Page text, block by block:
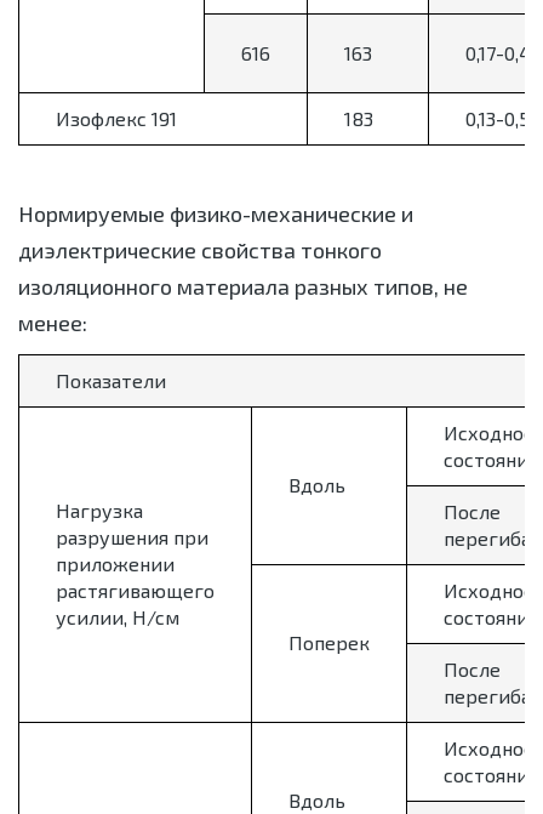
616 163 0,17-0,47
Изофлекс 191 183 0,13-0,55
Нормируемые физико-механические и
диэлектрические свойства тонкого
изоляционного материала разных типов, не
менее:
Показатели
Нагрузка
разрушения при
приложении
растягивающего
усилии, Н/см
Вдоль
Исходное
состояние
После
перегиба
Поперек
Исходное
состояние
После
перегиба
Вдоль
Исходное
состояние